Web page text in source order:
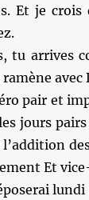
Et je
tu arrives
pair et
jours
Et
lundi